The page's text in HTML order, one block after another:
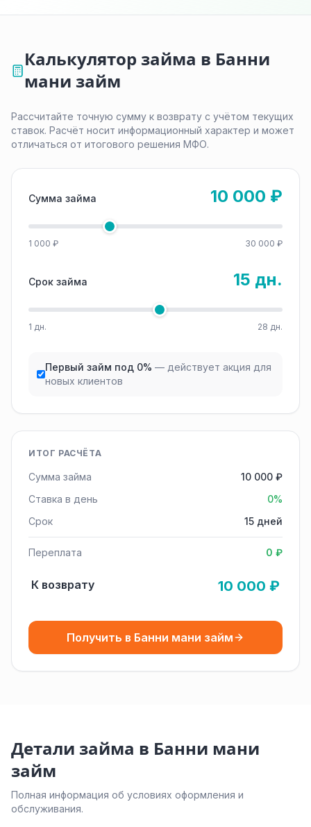
Калькулятор займа в Банни
мани займ
Рассчитайте точную сумму к возврату с учётом текущих
ставок. Расчёт носит информационный характер и может
отличаться от итогового решения МФО.
Сумма займа 10 000 ₽
1 000 ₽ 30 000 ₽
Срок займа 15 дн.
1 дн. 28 дн.
Первый займ под 0% — действует акция для
новых клиентов
ИТОГ РАСЧЁТА
Сумма займа
10 000 ₽
Ставка в день
0%
Срок
15 дней
Переплата 0 ₽
К возврату 10 000 ₽
Получить в Банни мани займ
Детали займа в Банни мани
займ
Полная информация об условиях оформления и
обслуживания.